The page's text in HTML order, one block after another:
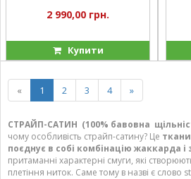
2 990,00 грн.
Купити
« 1 2 3 4 »
СТРАЙП-САТИН (100% бавовна
чому особливість страйп-сатину? Це
поєднує в собі комбінацію жаккарда
притаманні характерні смуги, які
плетіння ниток. Саме тому в назві є